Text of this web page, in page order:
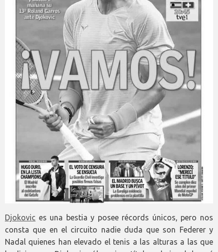
Djokovic es una bestia y posee récords únicos, pero nos
consta que en el circuito nadie duda que son Federer y
Nadal quienes han elevado el tenis a las alturas a las que